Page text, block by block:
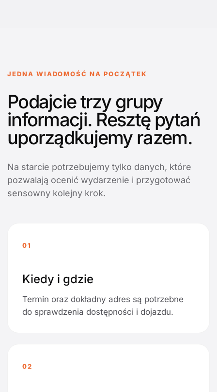
JEDNA WIADOMOŚĆ NA POCZĄTEK
Podajcie trzy grupy
informacji. Resztę pytań
uporządkujemy razem.
Na starcie potrzebujemy tylko danych, które
pozwalają ocenić wydarzenie i przygotować
sensowny kolejny krok.
01
Kiedy i gdzie
Termin oraz dokładny adres są potrzebne
do sprawdzenia dostępności i dojazdu.
02